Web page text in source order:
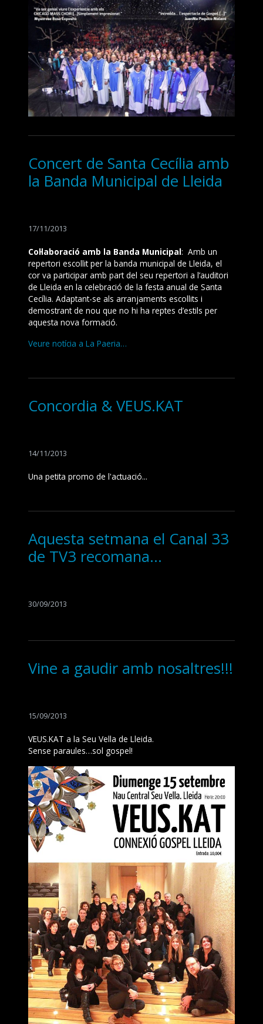
Concert de Santa Cecília amb
la Banda Municipal de Lleida
17/11/2013
Col·laboració amb la Banda Municipal: Amb un
repertori escollit per la banda municipal de Lleida, el
cor va participar amb part del seu repertori a l’auditori
de Lleida en la celebració de la festa anual de Santa
Cecília. Adaptant-se als arranjaments escollits i
demostrant de nou que no hi ha reptes d’estils per
aquesta nova formació.
Veure notícia a La Paeria…
Concordia & VEUS.KAT
14/11/2013
Una petita promo de l'actuació...
Aquesta setmana el Canal 33
de TV3 recomana…
30/09/2013
Vine a gaudir amb nosaltres!!!
15/09/2013
VEUS.KAT a la Seu Vella de Lleida.
Sense paraules…sol gospel!